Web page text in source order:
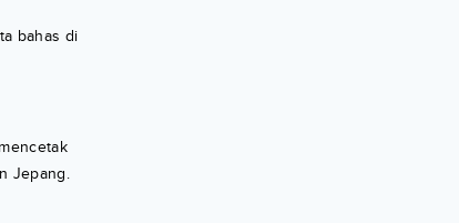
bahas di
Jepang.